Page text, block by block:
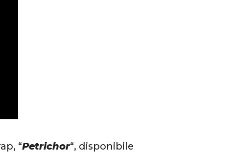
“Petrichor“, disponibile